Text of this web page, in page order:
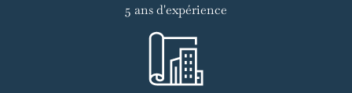
5 ans d'expérience